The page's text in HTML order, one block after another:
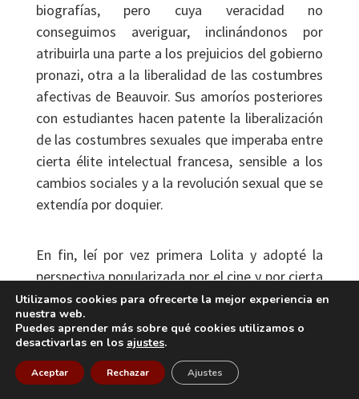
biografías, pero cuya veracidad no
conseguimos averiguar, inclinándonos por
atribuirla una parte a los prejuicios del gobierno
pronazi, otra a la liberalidad de las costumbres
afectivas de Beauvoir. Sus amoríos posteriores
con estudiantes hacen patente la liberalización
de las costumbres sexuales que imperaba entre
cierta élite intelectual francesa, sensible a los
cambios sociales y a la revolución sexual que se
extendía por doquier.
En fin, leí por vez primera Lolita y adopté la
perspectiva popularizada por el cine y por cierta
crítica de la novela, la interpretación dominante
que banalizaba los hechos y simplificaba la
historia a favor de una versión afín a las
fantasías sexuales de los hombres.
Utilizamos cookies para ofrecerte la mejor experiencia en
nuestra web.
Puedes aprender más sobre qué cookies utilizamos o
desactivarlas en los ajustes.
Aceptar Rechazar Ajustes